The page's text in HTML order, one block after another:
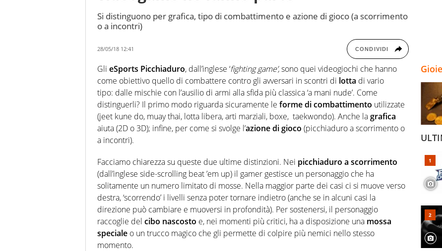
Si distinguono per grafica, tipo di combattimento e azione di gioco (a scorrimento
o a incontri)
28/05/18 12:41 CONDIVIDI
Gli eSports Picchiaduro, dall’inglese ‘fighting game’,sono quei videogiochi che hanno
come obiettivo quello di combattere contro gli avversari in scontri di lotta di vario
tipo: dalle mischie con l’ausilio di armi alla sfida più classica ‘a mani nude’. Come
distinguerli? Il primo modo riguarda sicuramente le forme di combattimento utilizzate
(jeet kune do, muay thai, lotta libera, arti marziali, boxe, taekwondo). Anche lagrafica
aiuta (2D o 3D); infine, per come si svolge l’azione di gioco (picchiaduro a scorrimento o
a incontri).
Facciamo chiarezza su queste due ultime distinzioni. Nei picchiaduro a scorrimento
(dall’inglese side-scrolling beat ’em up) il gamer gestisce un personaggio che ha
solitamente un numero limitato di mosse. Nella maggior parte dei casi ci si muove verso
destra, ‘scorrendo’ i livelli senza poter tornare indietro (anche se in alcuni casi la
direzione può cambiare e muoversi in profondità). Per sostenersi, il personaggio
raccoglie del cibo nascosto e, nei momenti più critici, ha a disposizione una mossa
speciale o un trucco magico che gli permette di colpire più nemici nello stesso
momento.